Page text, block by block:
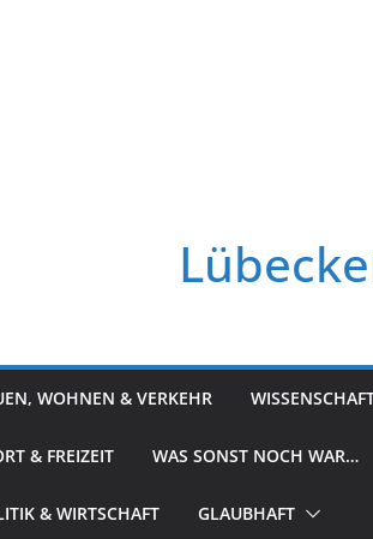
WOHNEN & VERKEHR
& FREIZEIT WAS SONST NOCH WAR…
& WIRTSCHAFT GLAUBHAFT